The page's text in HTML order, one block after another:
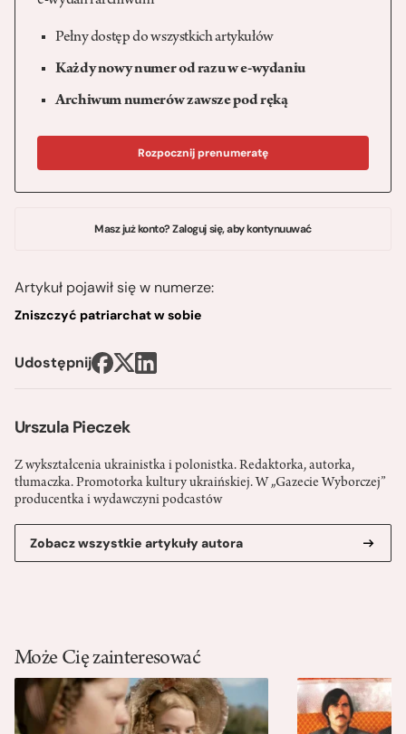
Urszula Pieczek
Z wykształcenia ukrainistka i polonistka. Redaktorka, autorka,
tłumaczka. Promotorka kultury ukraińskiej. W „Gazecie Wyborczej”
producentka i wydawczyni podcastów
Zobacz wszystkie artykuły autora
Pełny dostęp do wszystkich artykułów
Każdy nowy numer od razu w e-wydaniu
Archiwum numerów zawsze pod ręką
Rozpocznij prenumeratę
Masz już konto? Zaloguj się, aby kontynuuwać
Artykuł pojawił się w numerze:
Zniszczyć patriarchat w sobie
Udostępnij
Może Cię zainteresować